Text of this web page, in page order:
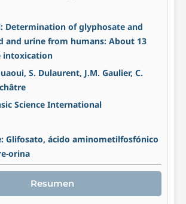
Determination of glyphosate and
and urine from humans: About 13
intoxication
S. Dulaurent, J.M. Gaulier, C.
Science International
Glifosato, ácido aminometilfosfónico
orina
Resumen